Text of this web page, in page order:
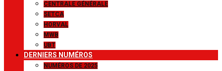
CENTRALE GÉNÉRALE
SETCA
HORVAL
MWB
UBT
DERNIERS NUMÉROS
NUMÉROS DE 2025